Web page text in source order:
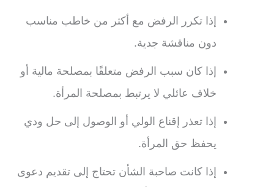
إذا تكرر الرفض مع أكثر من خاطب مناسب
دون مناقشة جدية.
إذا كان سبب الرفض متعلقًا بمصلحة مالية أو
خلاف عائلي لا يرتبط بمصلحة المرأة.
إذا تعذر إقناع الولي أو الوصول إلى حل ودي
يحفظ حق المرأة.
إذا كانت صاحبة الشأن تحتاج إلى تقديم دعوى